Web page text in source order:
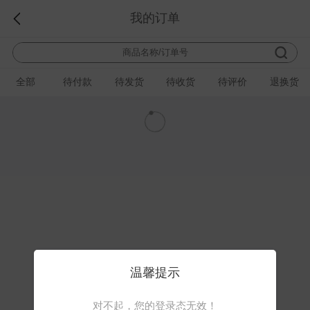
全部 待付款 待发货 待收货 待评价 退换货
我的订单
温馨提示
对不起，您的登录态无效！